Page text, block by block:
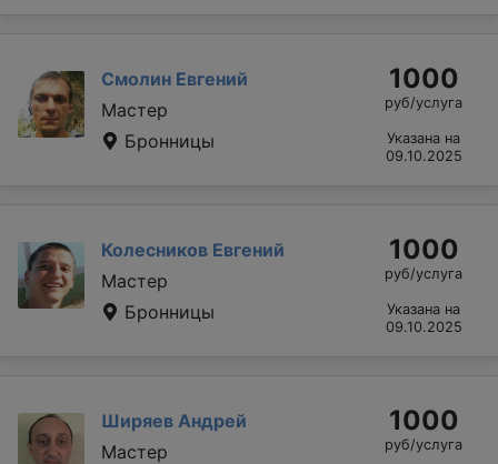
Смолин Евгений
Мастер
Бронницы
1000
руб/услуга
Указана на
09.10.2025
Колесников Евгений
Мастер
Бронницы
1000
руб/услуга
Указана на
09.10.2025
Ширяев Андрей
Мастер
1000
руб/услуга